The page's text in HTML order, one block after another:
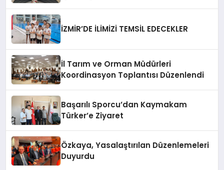
İZMİR’DE İLİMİZİ TEMSİL EDECEKLER
İl Tarım ve Orman Müdürleri
Koordinasyon Toplantısı Düzenlendi
Başarılı Sporcu’dan Kaymakam
Türker’e Ziyaret
Özkaya, Yasalaştırılan Düzenlemeleri
Duyurdu